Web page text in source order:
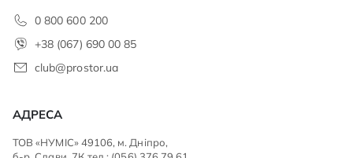
0 800 600 200
+38 (067) 690 00 85
club@prostor.ua
АДРЕСА
ТОВ «НУМІС» 49106, м. Дніпро,